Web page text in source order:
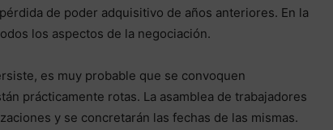
de poder adquisitivo de años anteriores. En la
los aspectos de la negociación.
es muy probable que se convoquen
prácticamente rotas. La asamblea de trabajadores
y se concretarán las fechas de las mismas.